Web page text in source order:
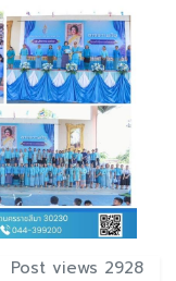
Post views 2928